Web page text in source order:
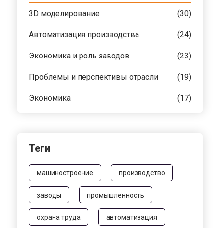
3D моделирование (30)
Автоматизация производства (24)
Экономика и роль заводов (23)
Проблемы и перспективы отрасли (19)
Экономика (17)
Теги
машиностроение производство
заводы промышленность
охрана труда автоматизация